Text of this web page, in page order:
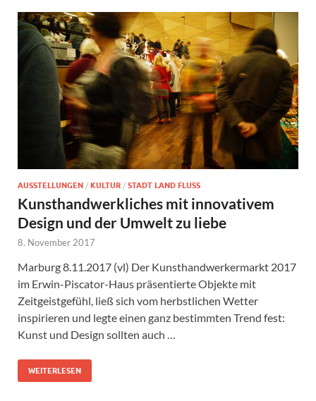
AUSSTELLUNGEN / KULTUR / STADT LAND FLUSS
Kunsthandwerkliches mit innovativem
Design und der Umwelt zu liebe
8. November 2017
Marburg 8.11.2017 (vl) Der Kunsthandwerkermarkt 2017
im Erwin-Piscator-Haus präsentierte Objekte mit
Zeitgeistgefühl, ließ sich vom herbstlichen Wetter
inspirieren und legte einen ganz bestimmten Trend fest:
Kunst und Design sollten auch …
WEITERLESEN